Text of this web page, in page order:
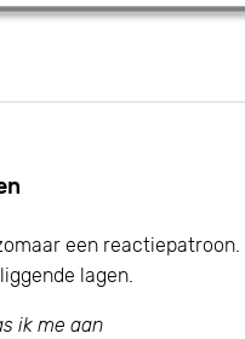
een
lagen.
ik me aan